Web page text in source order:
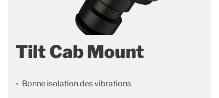
Tilt Cab Mount
Bonne isolation des vibrations